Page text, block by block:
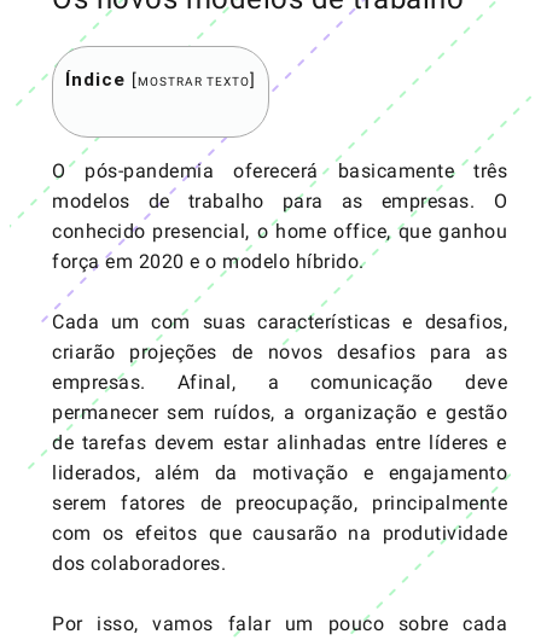
Índice [MOSTRAR TEXTO]
O pós-pandemia oferecerá basicamente três
modelos de trabalho para as empresas. O
conhecido presencial, o home office, que ganhou
força em 2020 e o modelo híbrido.
Cada um com suas características e desafios,
criarão projeções de novos desafios para as
empresas. Afinal, a comunicação deve
permanecer sem ruídos, a organização e gestão
de tarefas devem estar alinhadas entre líderes e
liderados, além da motivação e engajamento
serem fatores de preocupação, principalmente
com os efeitos que causarão na produtividade
dos colaboradores.
Por isso, vamos falar um pouco sobre cada